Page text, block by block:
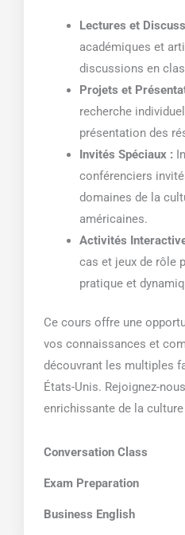
Lectures et
académiques et
discussions en
Projets et
recherche
présentation des
Invités Spéciaux :
conférenciers
domaines de la
américaines.
Activités
cas et jeux de rôle
pratique et
Ce cours offre une
vos connaissances et
découvrant les multiples
États-Unis. Rejoignez-
enrichissante de la
Conversation Class
Exam Preparation
Business English